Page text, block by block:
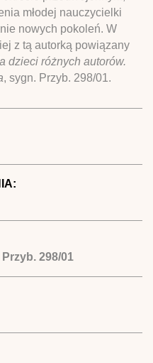
młodej nauczycielki
nowych pokoleń. W
z tą autorką powiązany
dzieci różnych autorów.
, sygn. Przyb. 298/01.
298/01